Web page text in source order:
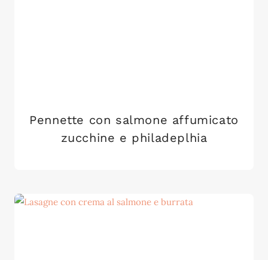
Pennette con salmone affumicato
zucchine e philadeplhia